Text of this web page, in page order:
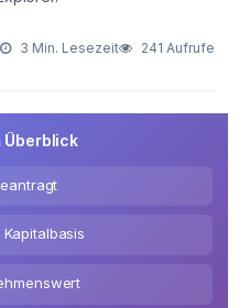
3 Min. Lesezeit 241 Aufrufe
Überblick